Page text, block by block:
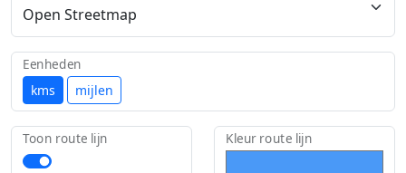
kms mijlen
Eenheden
Toon route lijn Kleur route lijn